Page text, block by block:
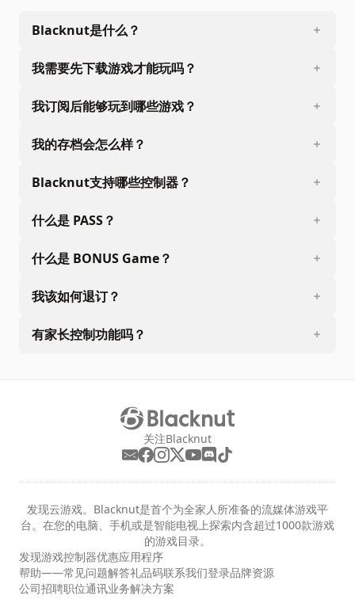
Blacknut是什么？
我需要先下载游戏才能玩吗？
我订阅后能够玩到哪些游戏？
我的存档会怎么样？
Blacknut支持哪些控制器？
什么是 PASS？
什么是 BONUS Game？
我该如何退订？
有家长控制功能吗？
关注Blacknut
发现云游戏。Blacknut是首个为全家人所准备的流媒体游戏平
台。在您的电脑、手机或是智能电视上探索内含超过1000款游戏
的游戏目录。
发现游戏控制器优惠应用程序
帮助——常见问题解答礼品码联系我们登录品牌资源
公司招聘职位通讯业务解决方案